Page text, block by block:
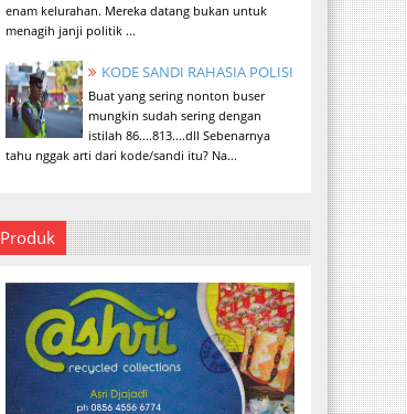
enam kelurahan. Mereka datang bukan untuk
menagih janji politik ...
KODE SANDI RAHASIA POLISI
Buat yang sering nonton buser
mungkin sudah sering dengan
istilah 86....813....dll Sebenarnya
tahu nggak arti dari kode/sandi itu? Na...
Produk